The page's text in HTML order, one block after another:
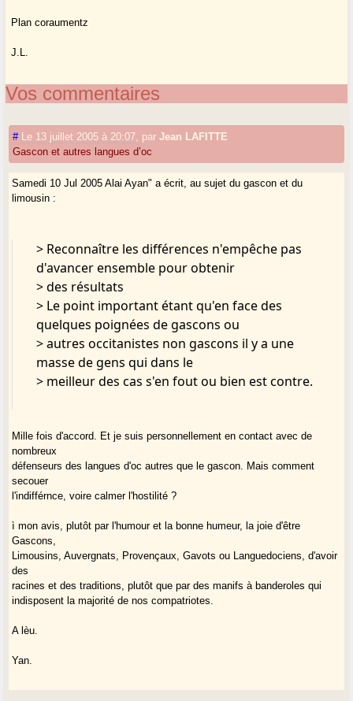
Plan coraumentz
J.L.
Vos commentaires
# Le 13 juillet 2005 à 20:07 parJean LAFITTE
Gascon et autres langues d’oc
Samedi 10 Jul 2005 Alai Ayan" a écrit, au sujet du gascon et du
limousin :
> Reconnaître les différences n'empêche pas
d'avancer ensemble pour obtenir
> des résultats
> Le point important étant qu'en face des
quelques poignées de gascons ou
> autres occitanistes non gascons il y a une
masse de gens qui dans le
> meilleur des cas s'en fout ou bien est contre.
Mille fois d'accord. Et je suis personnellement en contact avec de
nombreux
défenseurs des langues d'oc autres que le gascon. Mais comment
secouer
l'indifférnce, voire calmer l'hostilité ?
ì mon avis, plutôt par l'humour et la bonne humeur, la joie d'être
Gascons,
Limousins, Auvergnats, Provençaux, Gavots ou Languedociens, d'avoir
des
racines et des traditions, plutôt que par des manifs à banderoles qui
indisposent la majorité de nos compatriotes.
A lèu.
Yan.